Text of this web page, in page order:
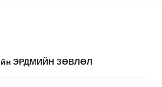
ЭРДМИЙН ЗӨВЛӨЛ